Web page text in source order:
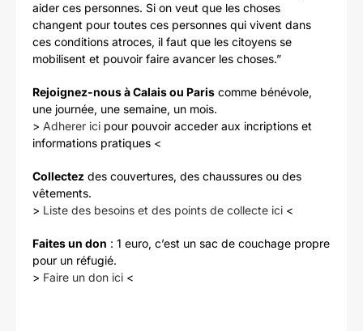
aider ces personnes. Si on veut que les choses
changent pour toutes ces personnes qui vivent dans
ces conditions atroces, il faut que les citoyens se
mobilisent et pouvoir faire avancer les choses.”
Rejoignez-nous à Calais ou Paris comme bénévole,
une journée, une semaine, un mois.
> Adherer ici pour pouvoir acceder aux incriptions et
informations pratiques <
Collectez des couvertures, des chaussures ou des
vêtements.
> Liste des besoins et des points de collecte ici <
Faites un don : 1 euro, c’est un sac de couchage propre
pour un réfugié.
> Faire un don ici <